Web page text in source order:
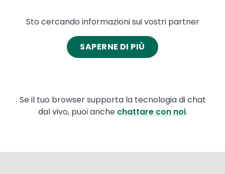
Sto cercando informazioni sui vostri partner
SAPERNE DI PIÙ
Se il tuo browser supporta la tecnologia di chat
dal vivo, puoi anche chattare con noi.